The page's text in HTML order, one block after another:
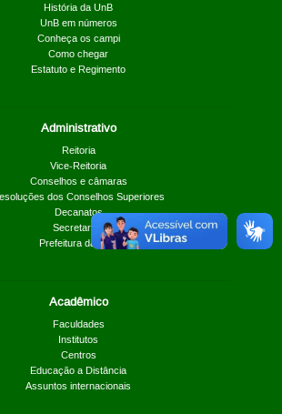
História da UnB
UnB em números
Conheça os campi
Como chegar
Estatuto e Regimento
Administrativo
Reitoria
Vice-Reitoria
Conselhos e câmaras
dos Conselhos Superiores
Decanatos
Secretarias
Prefeitura da UnB
Acadêmico
Faculdades
Institutos
Centros
Educação a Distância
Assuntos internacionais